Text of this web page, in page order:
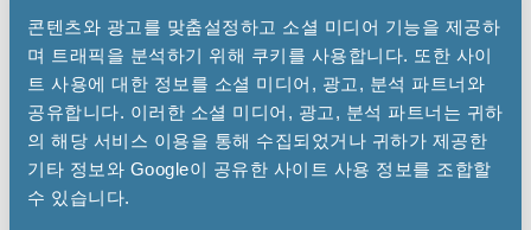
콘텐츠와 광고를 맞춤설정하고 소셜 미디어 기능을 제공하
며 트래픽을 분석하기 위해 쿠키를 사용합니다. 또한 사이
트 사용에 대한 정보를 소셜 미디어, 광고, 분석 파트너와
공유합니다. 이러한 소셜 미디어, 광고, 분석 파트너는 귀하
의 해당 서비스 이용을 통해 수집되었거나 귀하가 제공한
기타 정보와 Google이 공유한 사이트 사용 정보를 조합할
수 있습니다.
sales
golledge com
INELTEK GmbH
www.ineltek.com